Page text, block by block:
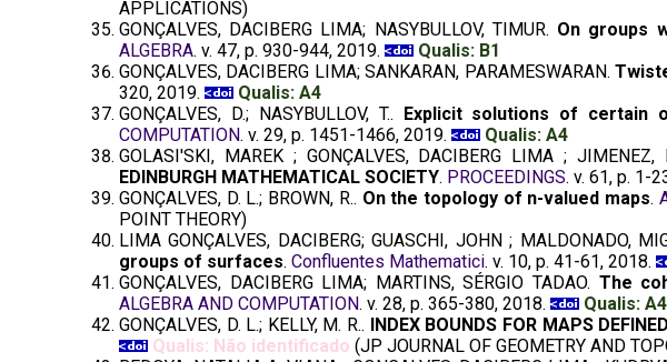
APPLICATIONS)
GONÇALVES, DACIBERG LIMA; NASYBULLOV, TIMUR. On groups
ALGEBRA. v. 47, p. 930-944, 2019.
Qualis: B1
GONÇALVES, DACIBERG LIMA; SANKARAN, PARAMESWARAN.
320, 2019.
Qualis: A4
GONÇALVES, D.; NASYBULLOV, T..
Explicit solutions of certain
COMPUTATION. v. 29, p. 1451-1466, 2019.
Qualis: A4
GOLASI'SKI, MAREK ; GONÇALVES, DACIBERG LIMA ; JIMENEZ,
EDINBURGH MATHEMATICAL SOCIETY. PROCEEDINGS. v. 61, p. 1-
GONÇALVES, D. L.; BROWN, R.. On the topology of n-valued maps.
POINT THEORY)
LIMA GONÇALVES, DACIBERG; GUASCHI, JOHN ; MALDONADO,
groups of surfaces. Confluentes Mathematici. v. 10, p. 41-61, 2018.
GONÇALVES, DACIBERG LIMA; MARTINS, SÉRGIO TADAO. The
ALGEBRA AND COMPUTATION. v. 28, p. 365-380, 2018.
Qualis: A4
GONÇALVES, D. L.; KELLY, M. R..
INDEX BOUNDS FOR MAPS
Qualis: Não identificado (JP JOURNAL OF GEOMETRY AND